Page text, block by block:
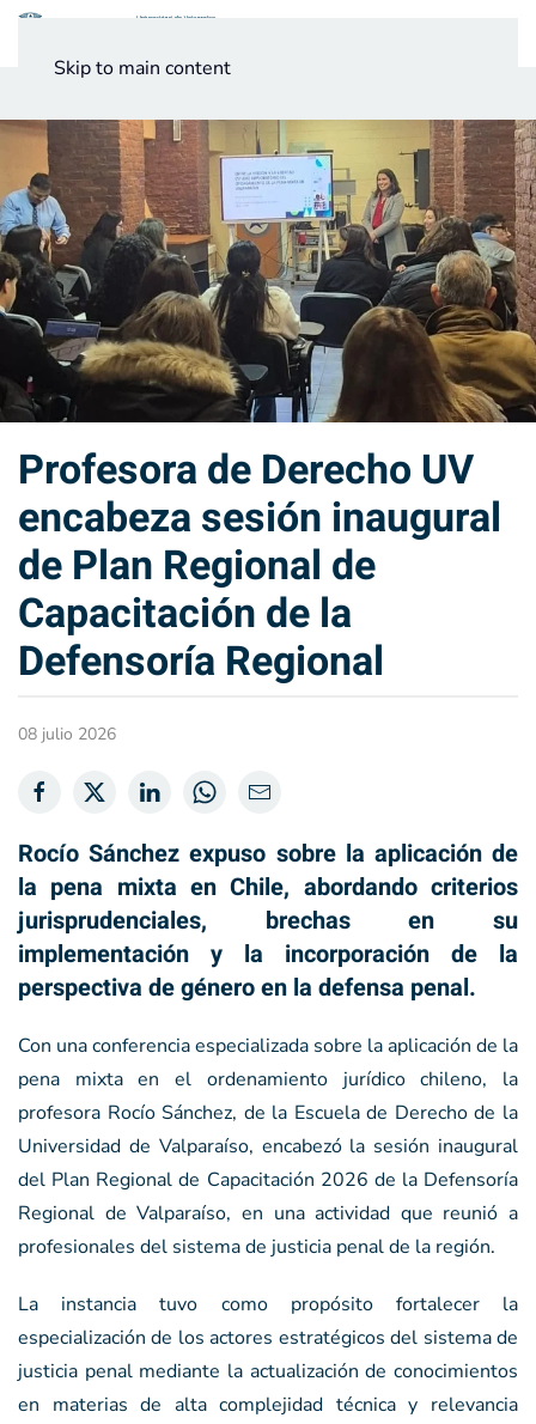
Skip to main content
Profesora de Derecho UV
encabeza sesión inaugural
de Plan Regional de
Capacitación de la
Defensoría Regional
08 julio 2026
Rocío Sánchez expuso sobre la aplicación de
la pena mixta en Chile, abordando criterios
jurisprudenciales, brechas en su
implementación y la incorporación de la
perspectiva de género en la defensa penal.
Con una conferencia especializada sobre la aplicación de la
pena mixta en el ordenamiento jurídico chileno, la
profesora Rocío Sánchez, de la Escuela de Derecho de la
Universidad de Valparaíso, encabezó la sesión inaugural
del Plan Regional de Capacitación 2026 de la Defensoría
Regional de Valparaíso, en una actividad que reunió a
profesionales del sistema de justicia penal de la región.
La instancia tuvo como propósito fortalecer la
especialización de los actores estratégicos del sistema de
justicia penal mediante la actualización de conocimientos
en materias de alta complejidad técnica y relevancia